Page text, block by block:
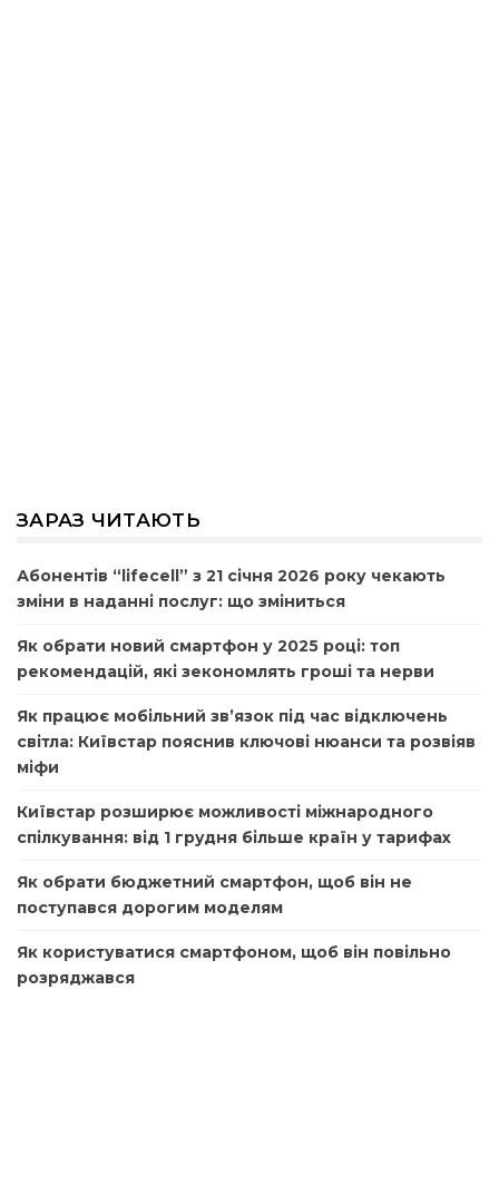
ЗАРАЗ ЧИТАЮТЬ
Абонентів “lifecell” з 21 січня 2026 року чекають
зміни в наданні послуг: що зміниться
Як обрати новий смартфон у 2025 році: топ
рекомендацій, які зекономлять гроші та нерви
Як працює мобільний зв’язок під час відключень
світла: Київстар пояснив ключові нюанси та розвіяв
міфи
Київстар розширює можливості міжнародного
спілкування: від 1 грудня більше країн у тарифах
Як обрати бюджетний смартфон, щоб він не
поступався дорогим моделям
Як користуватися смартфоном, щоб він повільно
розряджався